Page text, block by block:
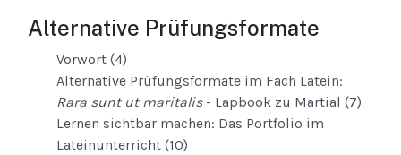
Alternative Prüfungsformate
Vorwort (4)
Alternative Prüfungsformate im Fach Latein:
Rara sunt ut maritalis- Lapbook zu Martial (7)
Lernen sichtbar machen: Das Portfolio im
Lateinunterricht (10)